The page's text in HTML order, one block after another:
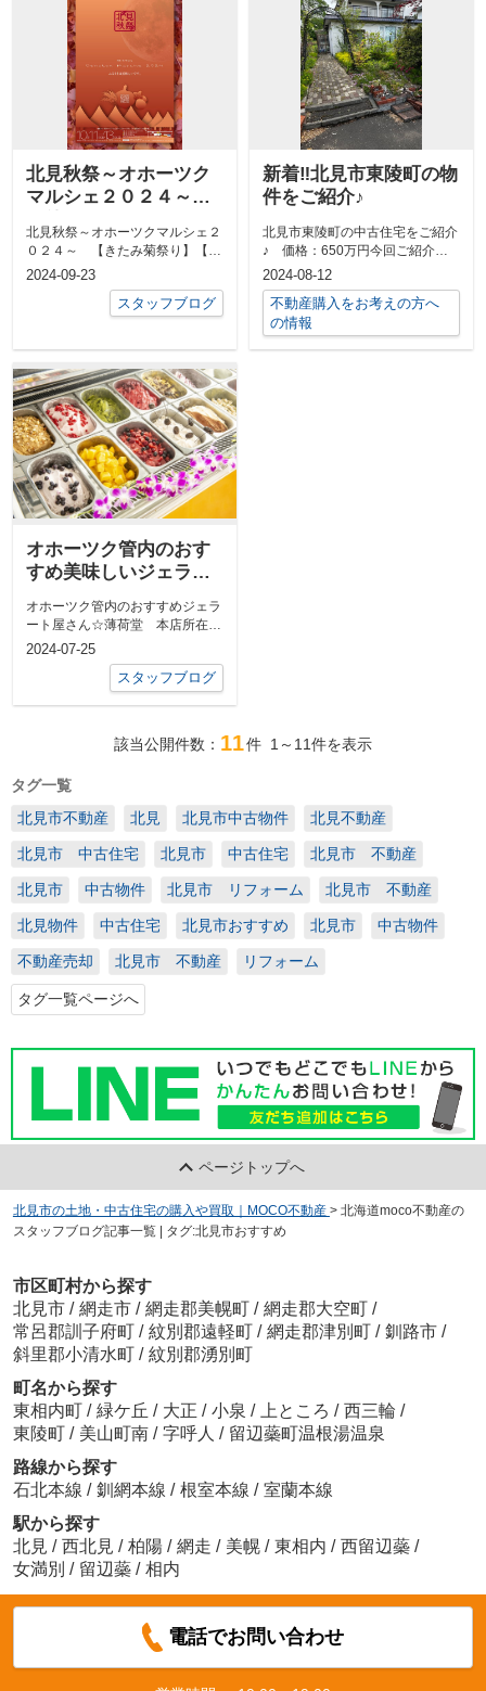
北見秋祭～オホーツク
マルシェ２０２４～
北見秋祭～オホーツクマルシェ２
０２４～ 【きたみ菊祭り】【オ
ホーツク北見ハロウィンフェステ
2024-09-23
スタッフブログ
新着‼北見市東陵町の物
件をご紹介♪
北見市東陵町の中古住宅をご紹介
♪ 価格：650万円今回ご紹介す
る物件は北見市東陵町にある中古
住宅♪☆...
2024-08-12
不動産購入をお考えの方へ
の情報
オホーツク管内のおす
すめ美味しいジェラー
オホーツク管内のおすすめジェラ
ート屋さん☆薄荷堂 本店所在
地：北海道北見市卸町1-7-3営業
2024-07-25
スタッフブログ
該当公開件数： 11件 1～11件を表示
タグ一覧
北見市不動産
北見 北見市中古物件 北見不動産
北見市 中古住宅 北見市 中古住宅 北見市 不動産
北見市 中古物件 北見市 リフォーム 北見市 不動産
北見物件 中古住宅 北見市おすすめ 北見市 中古物件
不動産売却 北見市 不動産 リフォーム
タグ一覧ページへ
ページトップへ
北見市の土地・中古住宅の購入や買取｜MOCO不動産 > 北海道moco不動産の
スタッフブログ記事一覧 | タグ:北見市おすすめ
市区町村から探す
北見市 / 網走市 / 網走郡美幌町 / 網走郡大空町 /
常呂郡訓子府町 / 紋別郡遠軽町 / 網走郡津別町 / 釧路市 /
斜里郡小清水町 / 紋別郡湧別町
町名から探す
東相内町 / 緑ケ丘 / 大正 / 小泉 / 上ところ / 西三輪 /
東陵町 / 美山町南 / 字呼人 / 留辺蘂町温根湯温泉
路線から探す
石北本線 / 釧網本線 / 根室本線 / 室蘭本線
駅から探す
北見 / 西北見 / 柏陽 / 網走 / 美幌 / 東相内 / 西留辺蘂 /
女満別 / 留辺蘂 / 相内
電話でお問い合わせ